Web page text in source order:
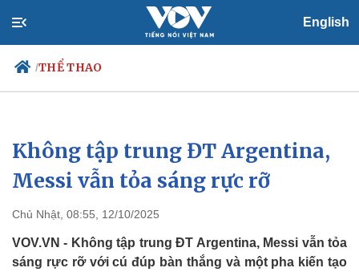
English
/THỂ THAO
Chính trị
Đảng
Tổ chức nhân sự
Nhận diện sự thật
Xã hội
Dự báo thời tiết
Việc làm
Biển đảo
Không tập trung ĐT Argentina,
Messi vẫn tỏa sáng rực rỡ
Chủ Nhật, 08:55, 12/10/2025
VOV.VN - Không tập trung ĐT Argentina, Messi vẫn tỏa
sáng rực rỡ với cú đúp bàn thắng và một pha kiến tạo